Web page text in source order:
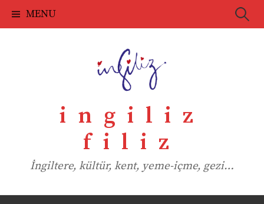
Skip
to
MENU Search
ingiliz
filiz
İngiltere, kültür, kent, yeme-içme, gezi…